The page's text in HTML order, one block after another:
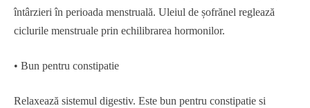
întârzieri în perioada menstruală. Uleiul de șofrănel reglează
ciclurile menstruale prin echilibrarea hormonilor.
• Bun pentru constipatie
Relaxează sistemul digestiv. Este bun pentru constipatie si